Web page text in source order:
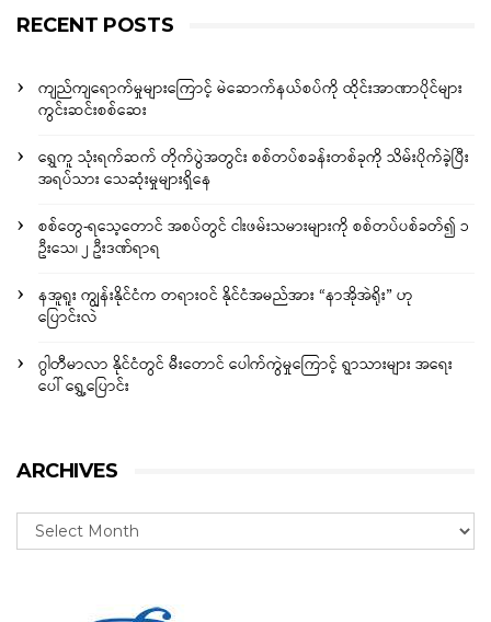
RECENT POSTS
ကျည်ကျရောက်မှုများကြောင့် မဲဆောက်နယ်စပ်ကို ထိုင်းအာဏာပိုင်များ
ကွင်းဆင်းစစ်ဆေး
ရွှေကူ သုံးရက်ဆက် တိုက်ပွဲအတွင်း စစ်တပ်စခန်းတစ်ခုကို သိမ်းပိုက်ခဲ့ပြီး
အရပ်သား သေဆုံးမှုများရှိနေ
စစ်တွေ-ရသေ့တောင် အစပ်တွင် ငါးဖမ်းသမားများကို စစ်တပ်ပစ်ခတ်၍ ၁
ဦးသေ၊ ၂ ဦးဒဏ်ရာရ
နအူရူး ကျွန်းနိုင်ငံက တရားဝင် နိုင်ငံအမည်အား “နာအိုအဲရိုး” ဟု
ပြောင်းလဲ
ဂွါတီမာလာ နိုင်ငံတွင် မီးတောင် ပေါက်ကွဲမှုကြောင့် ရွာသားများ အရေး
ပေါ် ရွှေ့ပြောင်း
ARCHIVES